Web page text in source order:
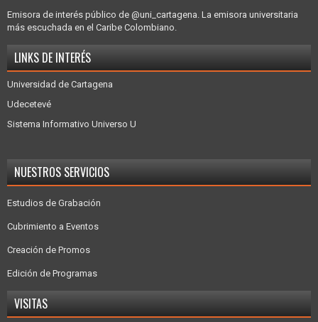
Emisora de interés público de @uni_cartagena. La emisora universitaria
más escuchada en el Caribe Colombiano.
LINKS DE INTERÉS
Universidad de Cartagena
Udecetevé
Sistema Informativo Universo U
NUESTROS SERVICIOS
Estudios de Grabación
Cubrimiento a Eventos
Creación de Promos
Edición de Programas
VISITAS